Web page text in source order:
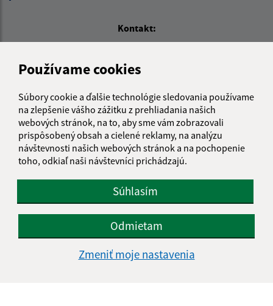
Používame cookies
Súbory cookie a ďalšie technológie sledovania používame
na zlepšenie vášho zážitku z prehliadania našich
webových stránok, na to, aby sme vám zobrazovali
prispôsobený obsah a cielené reklamy, na analýzu
návštevnosti našich webových stránok a na pochopenie
toho, odkiaľ naši návštevníci prichádzajú.
Súhlasím
Odmietam
Zmeniť moje nastavenia
Kontakt:
Jakubany 555
jakubany@jakubany.sk
+421 524 283 651
IČO: 00329924